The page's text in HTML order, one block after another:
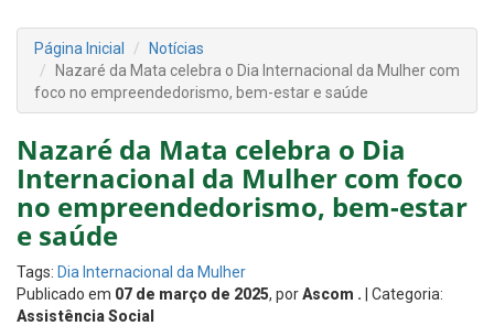
Página Inicial
Notícias
Nazaré da Mata celebra o Dia Internacional da Mulher com
foco no empreendedorismo, bem-estar e saúde
Nazaré da Mata celebra o Dia
Internacional da Mulher com foco
no empreendedorismo, bem-estar
e saúde
Tags: Dia Internacional da Mulher
Publicado em 07 de março de 2025, porAscom . | Categoria:
Assistência Social